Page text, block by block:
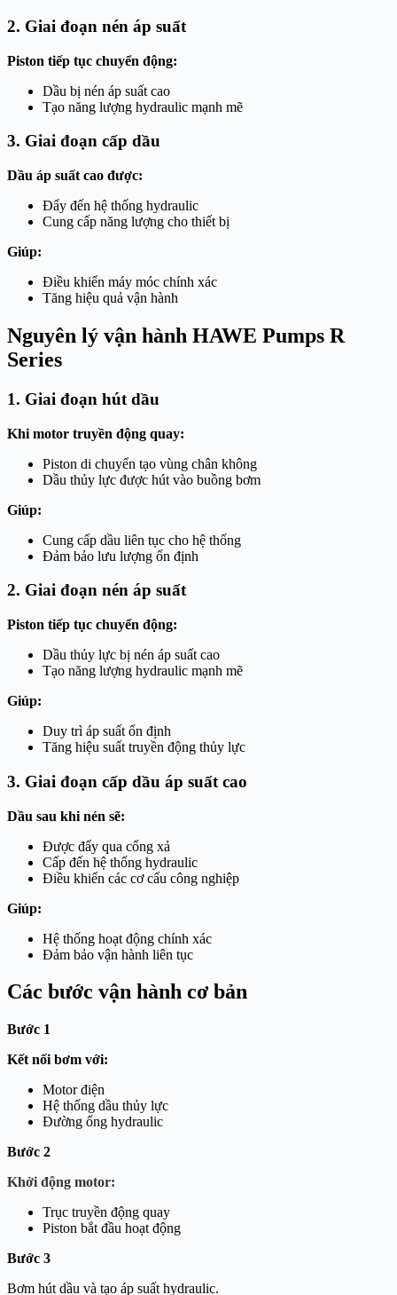
2. Giai đoạn nén áp suất
Piston tiếp tục chuyển động:
Dầu bị nén áp suất cao
Tạo năng lượng hydraulic mạnh mẽ
3. Giai đoạn cấp dầu
Dầu áp suất cao được:
Đẩy đến hệ thống hydraulic
Cung cấp năng lượng cho thiết bị
Giúp:
Điều khiển máy móc chính xác
Tăng hiệu quả vận hành
Nguyên lý vận hành HAWE Pumps R
Series
1. Giai đoạn hút dầu
Khi motor truyền động quay:
Piston di chuyển tạo vùng chân không
Dầu thủy lực được hút vào buồng bơm
Giúp:
Cung cấp dầu liên tục cho hệ thống
Đảm bảo lưu lượng ổn định
2. Giai đoạn nén áp suất
Piston tiếp tục chuyển động:
Dầu thủy lực bị nén áp suất cao
Tạo năng lượng hydraulic mạnh mẽ
Giúp:
Duy trì áp suất ổn định
Tăng hiệu suất truyền động thủy lực
3. Giai đoạn cấp dầu áp suất cao
Dầu sau khi nén sẽ:
Được đẩy qua cổng xả
Cấp đến hệ thống hydraulic
Điều khiển các cơ cấu công nghiệp
Giúp:
Hệ thống hoạt động chính xác
Đảm bảo vận hành liên tục
Các bước vận hành cơ bản
Bước 1
Kết nối bơm với:
Motor điện
Hệ thống dầu thủy lực
Đường ống hydraulic
Bước 2
Khởi động motor:
Trục truyền động quay
Piston bắt đầu hoạt động
Bước 3
Bơm hút dầu và tạo áp suất hydraulic.